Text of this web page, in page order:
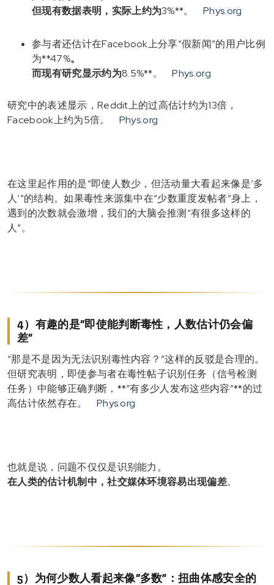
但现有数据表明，实际上约为3%**。 Phys.org
参与者还估计在Facebook上分享“假新闻”的用户比例
为**47%。
而现有研究显示约为8.5%**。 Phys.org
研究中的表述显示，Reddit上的过高估计约为13倍，
Facebook上约为5倍。
Phys.org
在这里起作用的是“即使人数少，但活动量大看起来像是‘多
人’”的结构。如果毒性来源集中在“少数重度发帖者”身上，
遇到的次数就会激增，我们的大脑会推测“有很多这样的
人”。
4）有趣的是“即使能判断毒性，人数估计仍会偏
差”
“那是不是因为无法识别毒性内容？”这样的反驳是合理的。
但研究表明，即使参与者在毒性帖子识别任务（信号检测
任务）中能够正确判断，**“有多少人发布这些内容”**的过
高估计依然存在。
Phys.org
也就是说，问题不仅仅是识别能力。
在人类的估计机制中，社交媒体环境容易出现偏差。
5）为何少数人看起来像“多数”：扭曲体感安全的